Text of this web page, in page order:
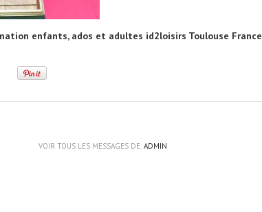
enfants, ados et adultes id2loisirs Toulouse France
VOIR TOUS LES MESSAGES DE: ADMIN